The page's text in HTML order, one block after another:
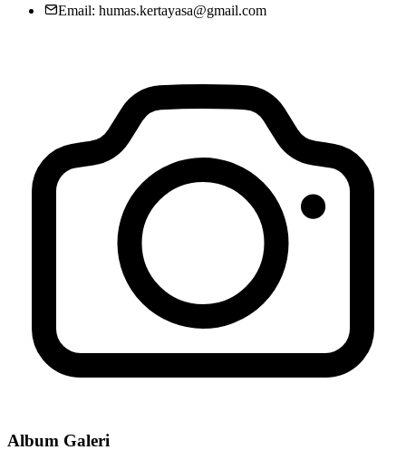
Bimtek Manajemen Pengelolaan Badan Usaha Milik Desa
(BUMDes) Desa Kertayasa
09 Januari 2021
Desa Kertayasa Lunas PBB-P2 Untuk Pertama Kalinya Sepanjang
17 Agustus 2022
DESA KERTAYASA KEMBALI LUNAS PBB 100% TAHUN
17 Agustus 2023
SERAH TERIMA SERTIFIKAT WAKAF RAUDHATUL
ATHFAL (RA) AN-NUR
Email: humas.kertayasa@gmail.com
Album Galeri